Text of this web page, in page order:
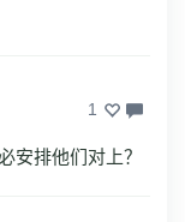
1
安排他们对上？